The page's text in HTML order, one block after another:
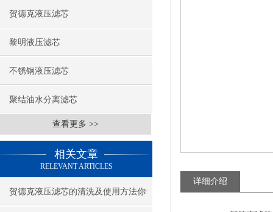
贺德克液压滤芯
黎明液压滤芯
不锈钢液压滤芯
聚结油水分离滤芯
查看更多 >>
相关文章
RELEVANT ARTICLES
贺德克液压滤芯的清洗及使用方法你
详细介绍